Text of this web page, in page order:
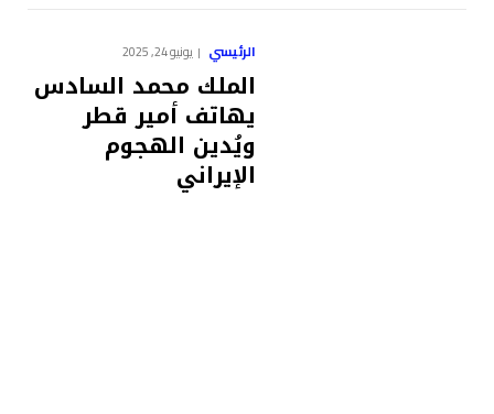
الرئيسي يونيو 24, 2025
الملك محمد السادس
يهاتف أمير قطر
ويُدين الهجوم
الإيراني